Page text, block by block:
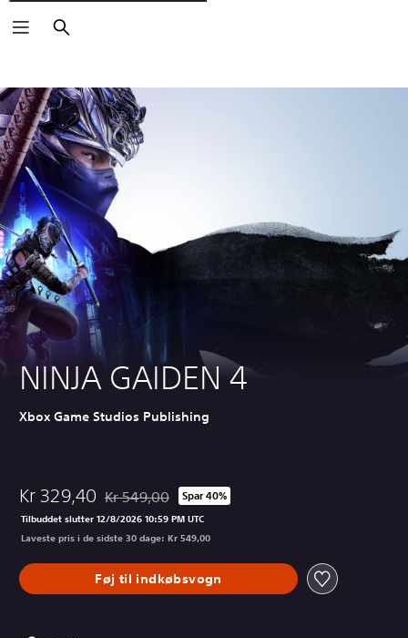
Søg
NINJA GAIDEN 4
Xbox Game Studios Publishing
Kr 329,40 Nedsat fra den normale pris på Kr 549,00
Kr 549,00 Spar 40%
Tilbuddet slutter 12/8/2026 10:59 PM UTC
Laveste pris i de sidste 30 dage: Kr 549,00
Føj til indkøbsvogn